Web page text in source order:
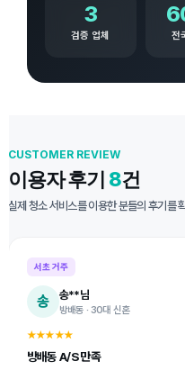
3
검증 업체 전
CUSTOMER REVIEW
이용자 후기 8건
실제 청소 서비스를 이용한 분들의 후기를
서초 거주
송 송**님
방배동 · 30대 신혼
★★★★★
방배동 A/S 만족